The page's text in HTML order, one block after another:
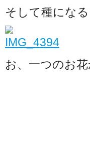
そして種にな
お、一つのお